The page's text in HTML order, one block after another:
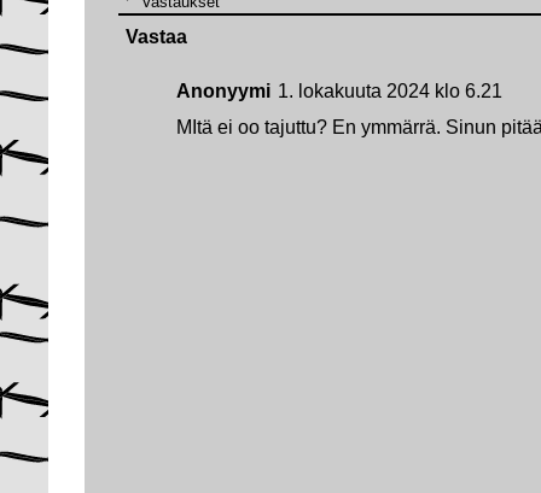
Anonyymi 1. lokakuuta 2024 klo 6.21
MItä ei oo tajuttu? En ymmärrä. Sinun
Vastaa